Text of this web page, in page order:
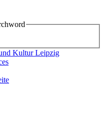
Kultur Leipzig